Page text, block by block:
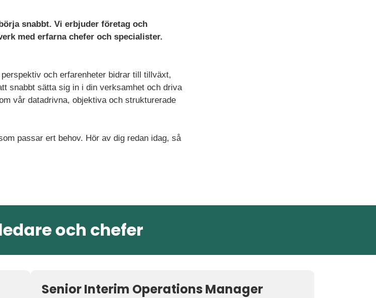
snabbt. Vi erbjuder företag och
med erfarna chefer och specialister.
och erfarenheter bidrar till tillväxt,
snabbt sätta sig in i din verksamhet och driva
vår datadrivna, objektiva och strukturerade
passar ert behov. Hör av dig redan idag, så
och chefer
Senior Interim Operations Manager